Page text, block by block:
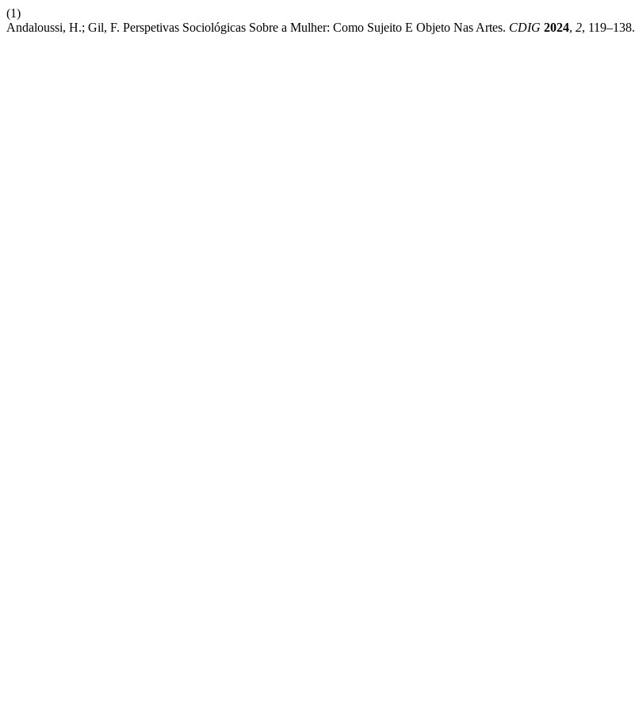
(1)
Andaloussi, H.; Gil, F. Perspetivas Sociológicas Sobre a Mulher: Como Sujeito E Objeto Nas Artes. CDIG 2024, 2, 119–138.